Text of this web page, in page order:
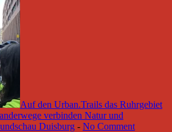
Auf den Urban.Trails das Ruhrgebiet
verbinden Natur und
Duisburg - No Comment